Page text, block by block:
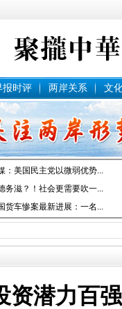
报时评 两岸关系 文
：美国民主党以微弱优势...
务滋？！社会更需要吹一...
货车惨案最新进展：一名...
资潜力百